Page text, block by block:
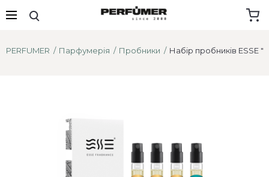
PERFUMER Парфумерія Пробники Набір пробників ESSE